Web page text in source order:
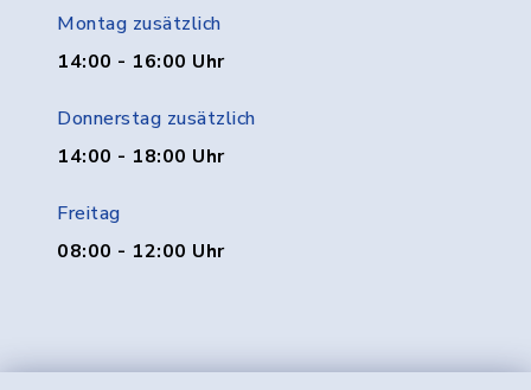
Montag zusätzlich
14:00 - 16:00 Uhr
Donnerstag zusätzlich
14:00 - 18:00 Uhr
Freitag
08:00 - 12:00 Uhr